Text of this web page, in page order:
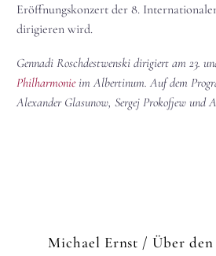
Eröffnungskonzert der 8.
dirigieren wird.
Gennadi Roschdestwenski dirigiert am 23.
Philharmonieim Albertinum. Auf dem
Alexander Glasunow, Sergej Prokofjew und
Michael Ernst / Über